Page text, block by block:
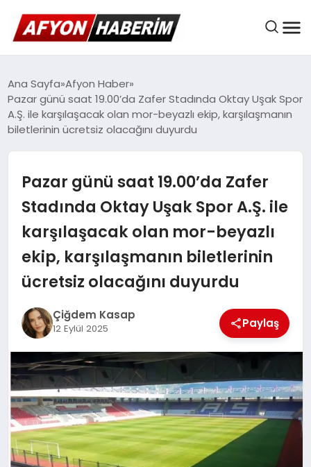
AFYON HABER
GÜNDEM
BELEDIYELER
EKONOMI
DÜNYA
SPOR
MAGAZIN
SAĞLIK
Ana Sayfa Afyon Haber
Pazar günü saat 19.00’da Zafer Stadında Oktay Uşak Spor
A.Ş. ile karşılaşacak olan mor-beyazlı ekip, karşılaşmanın
biletlerinin ücretsiz olacağını duyurdu
Pazar günü saat 19.00’da Zafer
Stadında Oktay Uşak Spor A.Ş. ile
karşılaşacak olan mor-beyazlı
ekip, karşılaşmanın biletlerinin
ücretsiz olacağını duyurdu
Çiğdem Kasap
12 Eylül 2025 Paylaş